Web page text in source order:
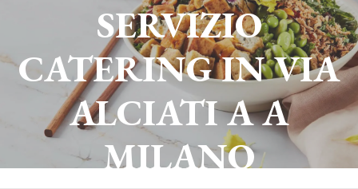
SERVIZIO
CATERING INVIA
ALCIATI AA
MILANO